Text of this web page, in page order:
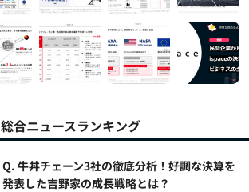
総合ニュースランキング
Q. 牛丼チェーン3社の徹底分析！好調な決算を
発表した吉野家の成長戦略とは？